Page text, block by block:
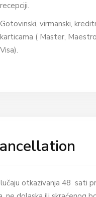
recepciji.
Gotovinski, virmanski,
karticama ( Master,
Visa).
otkazivanja 48 sati